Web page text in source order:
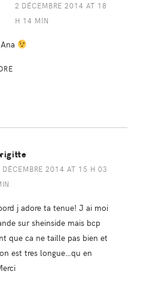
2 DÉCEMBRE 2014 AT 18
H 14 MIN
DÉCEMBRE 2014 AT 15 H 03
j adore ta tenue! J ai moi
sur sheinside mais bcp
que ca ne taille pas bien et
est tres longue…qu en